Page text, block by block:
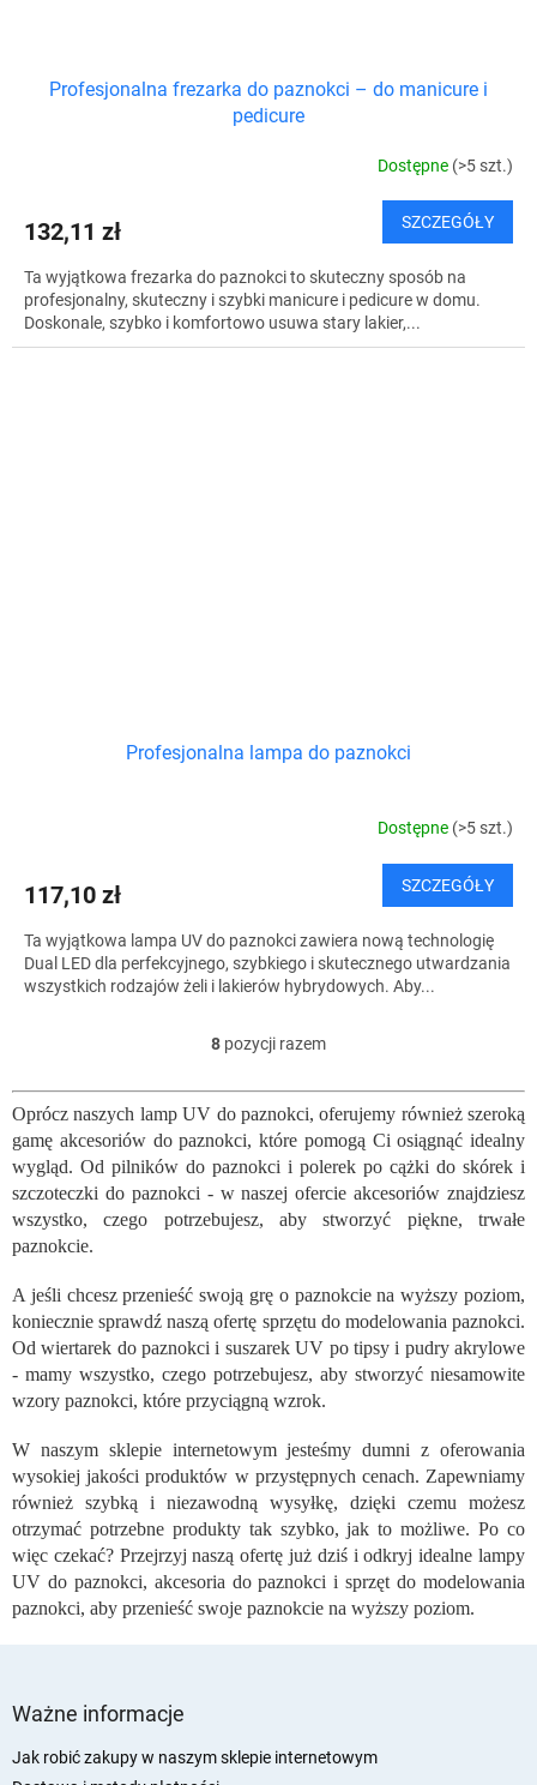
Profesjonalna frezarka do paznokci – do manicure i
pedicure
Dostępne (>5 szt.)
132,11 zł SZCZEGÓŁY
Ta wyjątkowa frezarka do paznokci to skuteczny sposób na
profesjonalny, skuteczny i szybki manicure i pedicure w domu.
Doskonale, szybko i komfortowo usuwa stary lakier,...
Profesjonalna lampa do paznokci
Dostępne (>5 szt.)
117,10 zł SZCZEGÓŁY
Ta wyjątkowa lampa UV do paznokci zawiera nową technologię
Dual LED dla perfekcyjnego, szybkiego i skutecznego utwardzania
wszystkich rodzajów żeli i lakierów hybrydowych. Aby...
K
n
t
r
o
l
s
t
y
8 pozycji razem
Oprócz naszych lamp UV do paznokci, oferujemy również szeroką
gamę akcesoriów do paznokci, które pomogą Ci osiągnąć idealny
wygląd. Od pilników do paznokci i polerek po cążki do skórek i
szczoteczki do paznokci - w naszej ofercie akcesoriów znajdziesz
wszystko, czego potrzebujesz, aby stworzyć piękne, trwałe
paznokcie.
A jeśli chcesz przenieść swoją grę o paznokcie na wyższy poziom,
koniecznie sprawdź naszą ofertę sprzętu do modelowania paznokci.
Od wiertarek do paznokci i suszarek UV po tipsy i pudry akrylowe
- mamy wszystko, czego potrzebujesz, aby stworzyć niesamowite
wzory paznokci, które przyciągną wzrok.
W naszym sklepie internetowym jesteśmy dumni z oferowania
wysokiej jakości produktów w przystępnych cenach. Zapewniamy
również szybką i niezawodną wysyłkę, dzięki czemu możesz
otrzymać potrzebne produkty tak szybko, jak to możliwe. Po co
więc czekać? Przejrzyj naszą ofertę już dziś i odkryj idealne lampy
UV do paznokci, akcesoria do paznokci i sprzęt do modelowania
paznokci, aby przenieść swoje paznokcie na wyższy poziom.
Ważne informacje
Jak robić zakupy w naszym sklepie internetowym